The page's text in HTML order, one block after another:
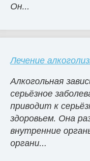
Он...
Лечение
Алкогольная
серьёзное
приводит к
здоровьем. Она
внутренние
органи...